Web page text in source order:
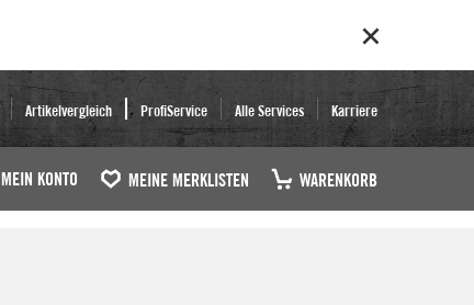
Artikelvergleich ProfiService Alle Services Karriere
MEIN KONTO MEINE MERKLISTEN WARENKORB